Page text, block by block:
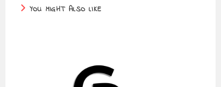
YOU MIGHT ALSO LIKE